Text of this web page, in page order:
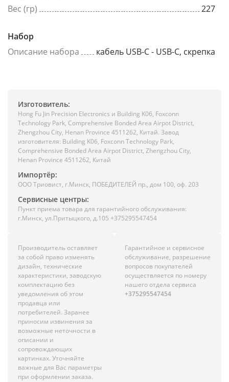
Вес (гр)
227
Набор
Описание набора
кабель USB-C - USB-C, скрепка
Изготовитель:
Hong Fu Jin Precision Electronics и Building K06, Foxconn
Technology Park, Comprehensive Bonded Area Airpot District,
Zhengzhou City, Henan Province 4511262, Китай. Завод
изготовителя: Building K06, Foxconn Technology Park,
Comprehensive Bonded Area Airpot District, Zhengzhou City,
Henan Province 4511262, Китай
Импортёр:
ООО Триовист, г.Минск, ПОБЕДИТЕЛЕЙ пр., дом 100, оф. 203
Сервисные центры:
Пункт приема товара для гарантийного обслуживания:
г.Минск, ул.Притыцкого, д.105 +375295547454
Производитель оставляет
за собой право изменять
дизайн, технические
характеристики, заводскую
комплектацию без
уведомления об этом
продавца или
потребителей. Заранее
приносим извинения за
возможные неточности в
описании и
сопровождающих
картинках. Уточняйте
важные для Вас параметры
при оформлении заказа.
Гарантийное и сервисное
обслуживание, разрешение
вопросов покупателей
осуществляется по номеру
нашего отдела сервиса
+375295547454